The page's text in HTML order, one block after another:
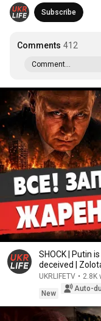
Subscribe
Comments 412
Comment...
SHOCK | Putin
deceived |
UKRLIFETV • 2.8K
New
Auto-